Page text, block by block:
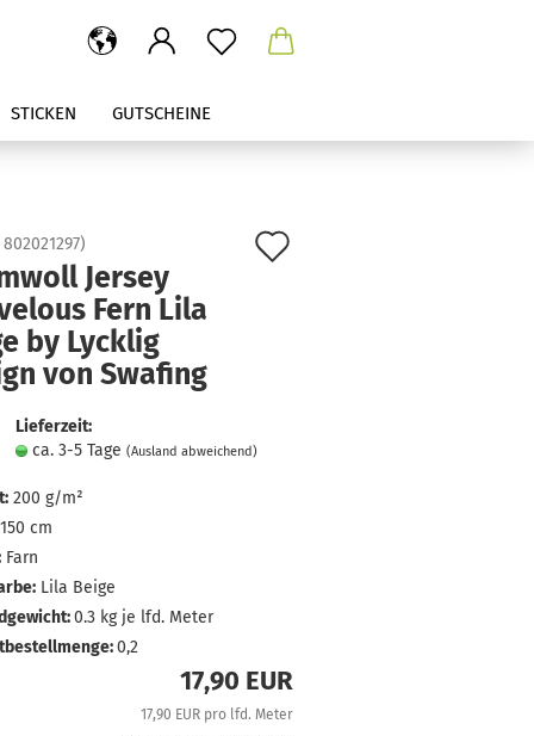
STICKEN GUTSCHEINE
802021297)
Jersey
Fern Lila
by Lycklig
von Swafing
Lieferzeit:
ca. 3-5 Tage (Ausland abweichend)
200 g/m²
150 cm
Farn
Lila Beige
0.3kg je lfd. Meter
0,2
17,90 EUR
17,90 EUR pro lfd. Meter